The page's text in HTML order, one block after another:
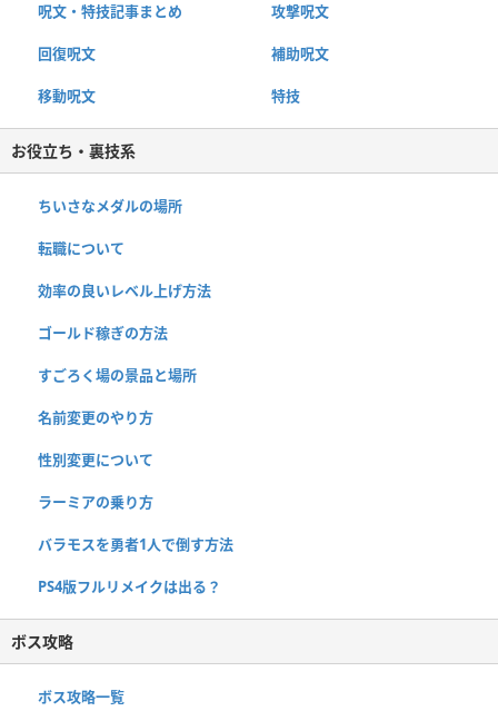
呪文・特技記事まとめ 攻撃呪文
回復呪文 補助呪文
移動呪文 特技
お役立ち・裏技系
ちいさなメダルの場所
転職について
効率の良いレベル上げ方法
ゴールド稼ぎの方法
すごろく場の景品と場所
名前変更のやり方
性別変更について
ラーミアの乗り方
バラモスを勇者1人で倒す方法
PS4版フルリメイクは出る？
ボス攻略
ボス攻略一覧